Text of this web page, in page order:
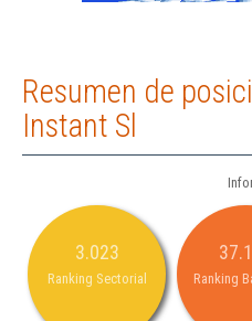
Resumen de
Instant Sl
3.023
Ranking Sectorial Ranking